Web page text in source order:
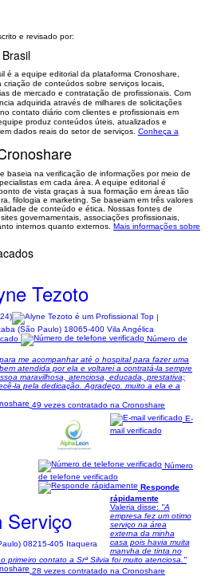
e revisado por:
é a equipe editorial da plataforma Cronoshare,
criação de conteúdos sobre serviços locais,
de mercado e contratação de profissionais. Com
adquirida através de milhares de solicitações
contato diário com clientes e profissionais em
produz conteúdos úteis, atualizados e
dados reais do setor de serviços. Conheça a
baseia na verificação de informações por meio de
em cada área. A equipe editorial é
de vista graças à sua formação em áreas tão
filologia e marketing. Se baseiam em três valores
de conteúdo e ética. Nossas fontes de
governamentais, associações profissionais,
internos quanto externos. Mais informações sobre
Tezoto
|
(São Paulo) 18065-400 Vila Angélica
Número de
me acompanhar até o hospital para fazer uma
atendida por ela e voltarei a contratá-la sempre
maravilhosa, atenciosa, educada, prestativa;
la pela dedicação. Agradeço. muito a ela e a
49 vezes contratado na Cronoshare
Serviço
08215-405 Itaquera
E-
mail verificado
Número
de telefone verificado
Responde
rápidamente
Valeria disse: "A
empresa fez um otimo
serviço na área
externa da minha
casa pois havia muita
manvha de tinta no
primeiro contato a Srª Silvia foi muito atenciosa."
28 vezes contratado na Cronoshare